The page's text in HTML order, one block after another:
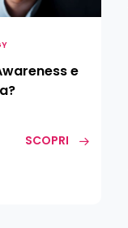
e
SCOPRI